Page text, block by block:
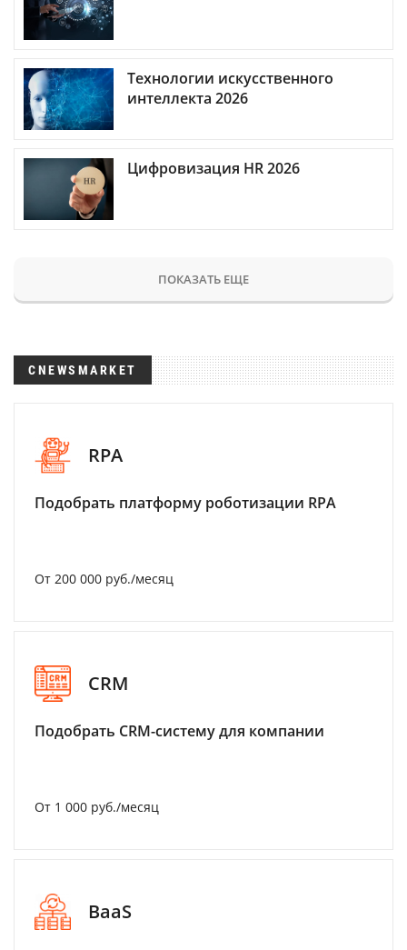
Технологии искусственного
интеллекта 2026
Цифровизация HR 2026
ПОКАЗАТЬ ЕЩЕ
CNEWSMARKET
RPA
Подобрать платформу роботизации RPA
От 200 000 руб./месяц
CRM
Подобрать CRM-систему для компании
От 1 000 руб./месяц
BaaS